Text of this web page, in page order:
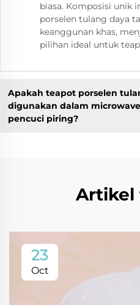
biasa. Komposisi unik
porselen tulang daya
keanggunan khas,
pilihan ideal untuk
Apakah teapot porselen
digunakan dalam
pencuci piring?
Artikel
23
Oct